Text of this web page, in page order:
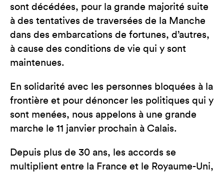
sont décédées, pour la grande majorité suite
à des tentatives de traversées de la Manche
dans des embarcations de fortunes, d’autres,
à cause des conditions de vie qui y sont
maintenues.
En solidarité avec les personnes bloquées à la
frontière et pour dénoncer les politiques qui y
sont menées, nous appelons à une grande
marche le 11 janvier prochain à Calais.
Depuis plus de 30 ans, les accords se
multiplient entre la France et le Royaume-Uni,